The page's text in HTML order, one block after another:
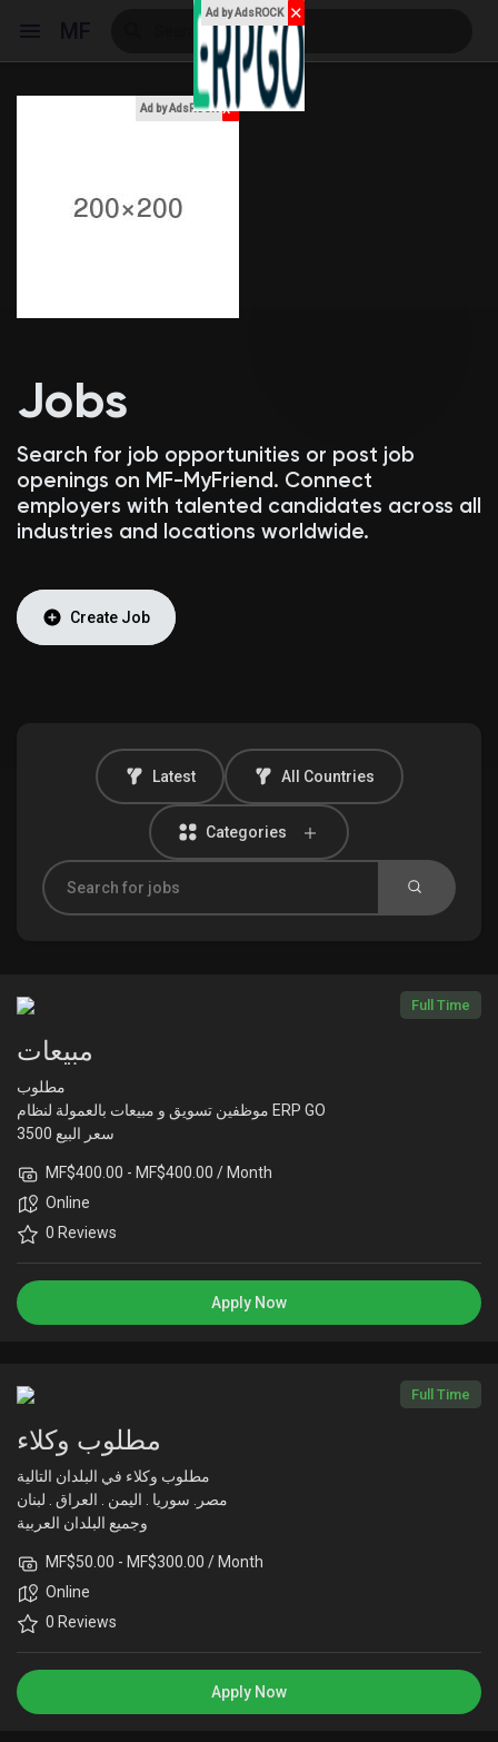
My Events
Discover Blogs
My Blogs
Discover Market
Discover Groups
My Groups
Popular Posts
Discover Posts
Funding
Offers
My Offers
Jobs
Courses
Ad by AdsROCK x
Jobs
Search for job opportunities or post job
openings on MF-MyFriend. Connect
employers with talented candidates across all
industries and locations worldwide.
Create Job
Latest All Countries
Categories
Full Time
مبيعات
مطلوب
موظفين تسويق و مبيعات بالعمولة لنظام ERP GO
سعر البيع 3500
...
MF$400.00 - MF$400.00 / Month
Online
0 Reviews
Apply Now
Full Time
مطلوب وكلاء
مطلوب وكلاء في البلدان التالية
مصر. سوريا . اليمن . العراق . لبنان
وجميع البلدان العربية
MF$50.00 - MF$300.00 / Month
Online
0 Reviews
Apply Now
Ad by AdsROCK ✕